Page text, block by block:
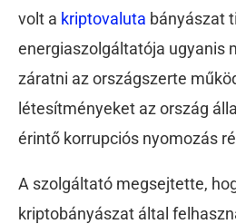
volt a kriptovaluta bányászat
energiaszolgáltatója ugyanis
záratni az országszerte
létesítményeket az ország
érintő korrupciós nyomozás
A szolgáltató megsejtette,
kriptobányászat által